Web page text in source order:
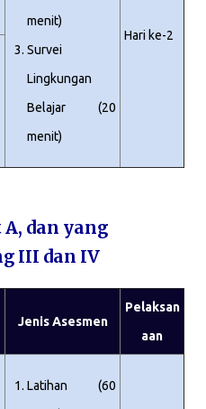
menit)
Survei
Lingkungan
Belajar (20
menit)
Hari ke-2
A, dan yang
III dan IV
Jenis Asesmen
Pelaksan
aan
Latihan (60